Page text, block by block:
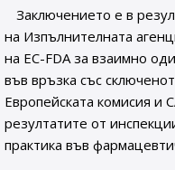
Заключението е в
на Изпълнителната
на ЕС-FDA за взаимно
във връзка със
Европейската комисия и
резултатите от
практика във